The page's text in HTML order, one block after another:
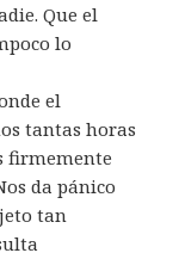
Que el
lo
el
tantas horas
firmemente
da pánico
tan